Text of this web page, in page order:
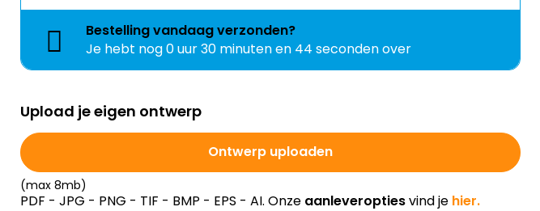
Bestellingvandaagverzonden?
Je hebt nog0 uur 30 minuten en 44 seconden over
Upload je eigen ontwerp
Ontwerp uploaden
(max 8mb)
PDF - JPG - PNG - TIF - BMP - EPS - AI. Onze aanleveroptiesvind je hier.